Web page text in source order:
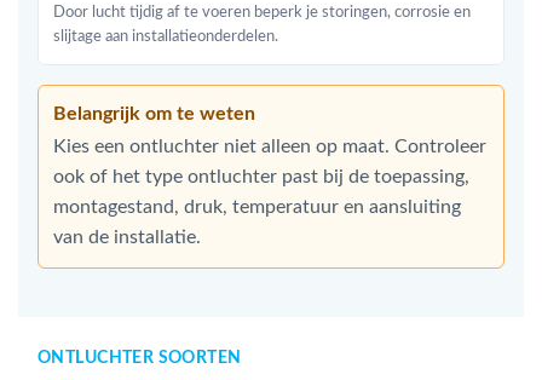
Door lucht tijdig af te voeren beperk je storingen, corrosie en
slijtage aan installatieonderdelen.
Belangrijk om te weten
Kies een ontluchter niet alleen op maat. Controleer
ook of het type ontluchter past bij de toepassing,
montagestand, druk, temperatuur en aansluiting
van de installatie.
ONTLUCHTER SOORTEN